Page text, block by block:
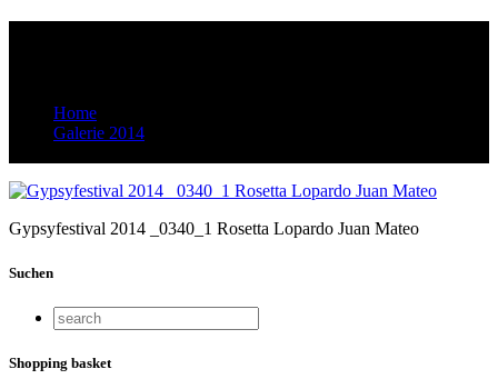
Home
Galerie 2014
Gypsyfestival 2014 _0340_1 Rosetta Lopardo Juan Mateo
Suchen
Shopping basket